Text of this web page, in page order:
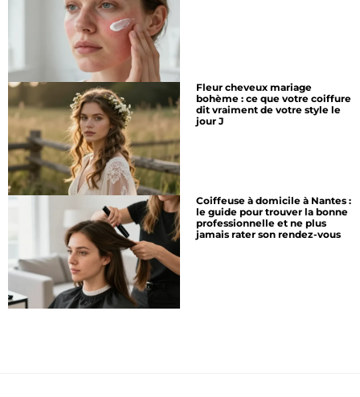
Fleur cheveux mariage
bohème : ce que votre coiffure
dit vraiment de votre style le
jour J
Coiffeuse à domicile à Nantes :
le guide pour trouver la bonne
professionnelle et ne plus
jamais rater son rendez-vous